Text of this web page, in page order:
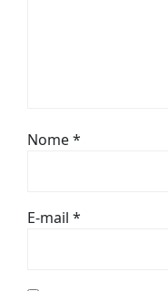
Nome*
E-mail *